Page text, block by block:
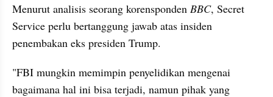
Menurut analisis seorang korensponden BBC, Secret
Service perlu bertanggung jawab atas insiden
penembakan eks presiden Trump.
"FBI mungkin memimpin penyelidikan mengenai
bagaimana hal ini bisa terjadi, namun pihak yang